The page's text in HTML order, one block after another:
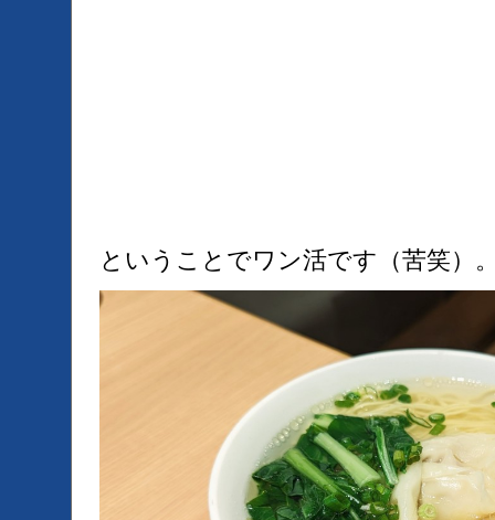
ということでワン活です（苦笑）